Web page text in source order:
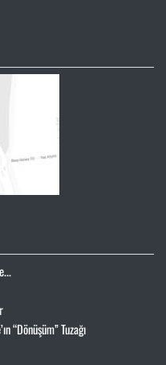
“Dönüşüm” Tuzağı